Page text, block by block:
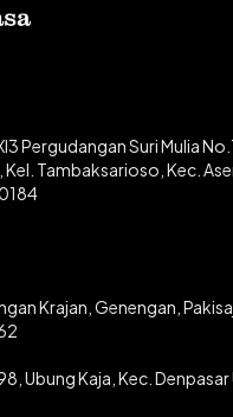
Pergudangan Suri Mulia
Tambaksarioso, Kec.
Krajan, Genengan,
Ubung Kaja, Kec.